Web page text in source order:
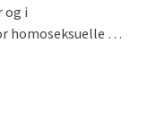
og i
homoseksuelle …